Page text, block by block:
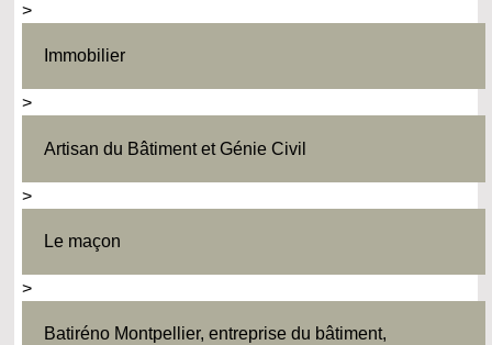
>
Immobilier
>
Artisan du Bâtiment et Génie Civil
>
Le maçon
>
Batiréno Montpellier, entreprise du bâtiment,